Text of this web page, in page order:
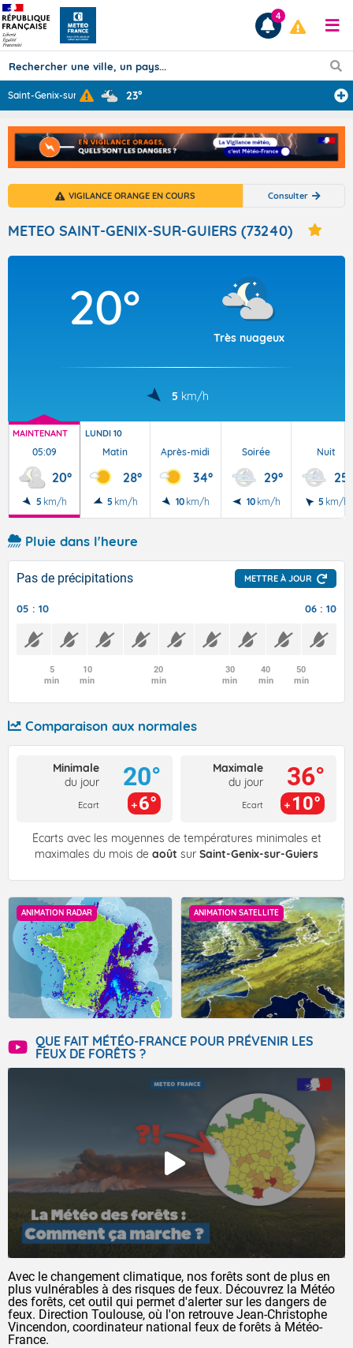
Prévisions
TOUS LES RÉSULTATS
Articles
4
Saint-Genix-sur ... 23°
VIGILANCE ORANGE EN COURS Consulter
METEO SAINT-GENIX-SUR-GUIERS (73240)
20°
Très nuageux
5 km/h
MAINTENANT
05:09
20°
5 km/h
LUNDI 10
Matin
28°
5 km/h
Après-midi
34°
10 km/h
Soirée
29°
10 km/h
Nuit
25°
5 km/h
Pluie dans l'heure
Pas de précipitations METTRE À JOUR
05 : 10 06 : 10
5
min
10
min
20
min
30
min
40
min
50
min
Comparaison aux normales
Minimale
du jour
Ecart
20°
6°
Maximale
du jour
Ecart
36°
10°
Écarts avec les moyennes de températures minimales et
maximales du mois de août sur Saint-Genix-sur-Guiers
ANIMATION RADAR ANIMATION SATELLITE
QUE FAIT MÉTÉO-FRANCE POUR PRÉVENIR LES
FEUX DE FORÊTS ?
Avec le changement climatique, nos forêts sont de plus en
plus vulnérables à des risques de feux. Découvrez la Météo
des forêts, cet outil qui permet d'alerter sur les dangers de
feux. Direction Toulouse, où l'on retrouve Jean-Christophe
Vincendon, coordinateur national feux de forêts à Météo-
France.